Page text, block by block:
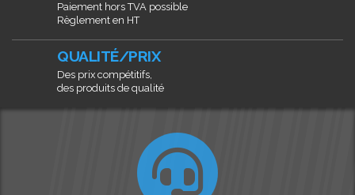
Paiement hors TVA possible
Règlement en HT
QUALITÉ/PRIX
Des prix compétitifs,
des produits de qualité